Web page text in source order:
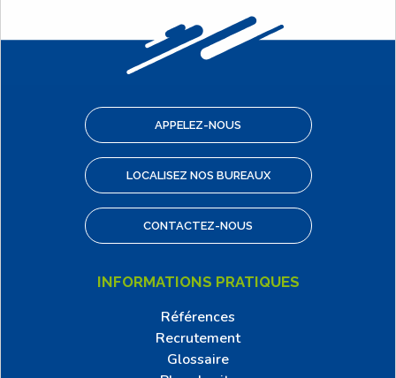
APPELEZ-NOUS
LOCALISEZ NOS BUREAUX
CONTACTEZ-NOUS
INFORMATIONS PRATIQUES
Références
Recrutement
Glossaire